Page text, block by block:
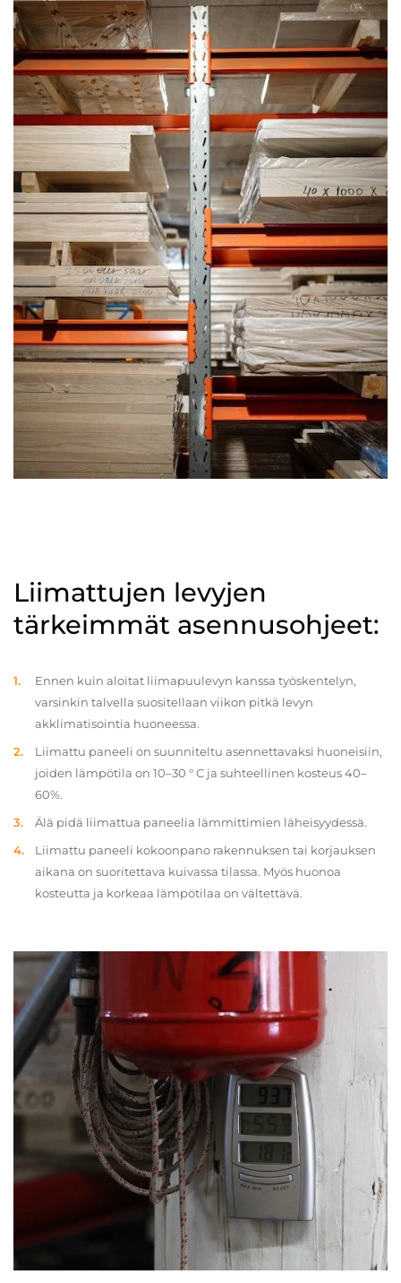
Liimattujen levyjen
tärkeimmät asennusohjeet:
Ennen kuin aloitat liimapuulevyn kanssa työskentelyn,
varsinkin talvella suositellaan viikon pitkä levyn
akklimatisointia huoneessa.
Liimattu paneeli on suunniteltu asennettavaksi huoneisiin,
joiden lämpötila on 10–30 ° C ja suhteellinen kosteus 40–
60%.
Älä pidä liimattua paneelia lämmittimien läheisyydessä.
Liimattu paneeli kokoonpano rakennuksen tai korjauksen
aikana on suoritettava kuivassa tilassa. Myös huonoa
kosteutta ja korkeaa lämpötilaa on vältettävä.